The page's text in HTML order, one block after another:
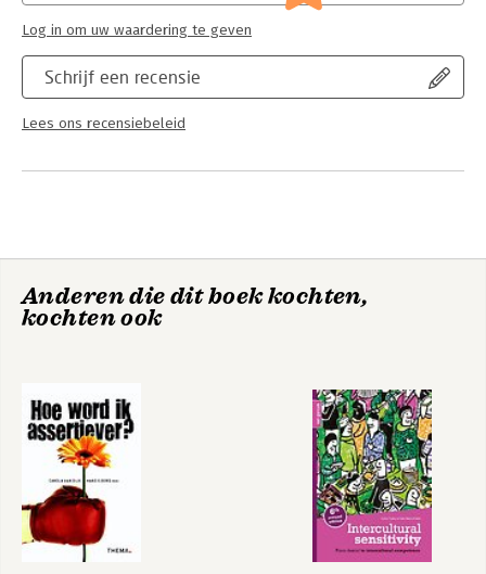
Schrijf een recensie
Lees ons recensiebeleid
Log in om uw waardering te geven
Anderen die dit boek kochten,
kochten ook